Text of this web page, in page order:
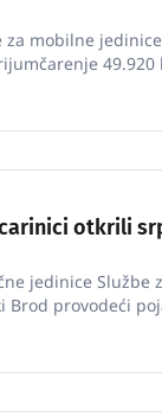
za mobilne jedinice
49.920
Slavonski Brod 2.
carinici otkrili
jedinice Službe
Brod provodeći
A3, odmorište